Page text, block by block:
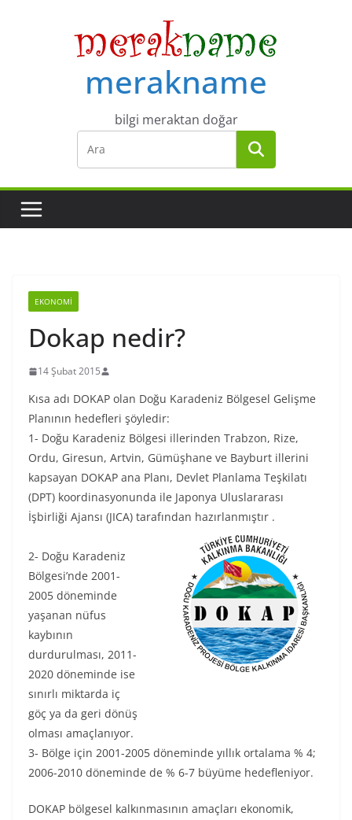
merakname
bilgi meraktan doğar
EKONOMI
Dokap nedir?
14 Şubat 2015
Kısa adı DOKAP olan Doğu Karadeniz Bölgesel Gelişme
Planının hedefleri şöyledir:
1- Doğu Karadeniz Bölgesi illerinden Trabzon, Rize,
Ordu, Giresun, Artvin, Gümüşhane ve Bayburt illerini
kapsayan DOKAP ana Planı, Devlet Planlama Teşkilatı
(DPT) koordinasyonunda ile Japonya Uluslararası
İşbirliği Ajansı (JICA) tarafından hazırlanmıştır .
2- Doğu Karadeniz
Bölgesi’nde 2001-
2005 döneminde
yaşanan nüfus
kaybının
durdurulması, 2011-
2020 döneminde ise
sınırlı miktarda iç
göç ya da geri dönüş
olması amaçlanıyor.
3- Bölge için 2001-2005 döneminde yıllık ortalama % 4;
2006-2010 döneminde de % 6-7 büyüme hedefleniyor.
DOKAP bölgesel kalkınmasının amaçları ekonomik,